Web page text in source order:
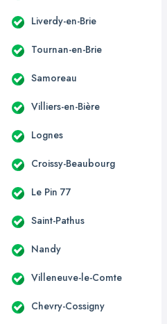
Liverdy-en-Brie
Tournan-en-Brie
Samoreau
Villiers-en-Bière
Lognes
Croissy-Beaubourg
Le Pin 77
Saint-Pathus
Nandy
Villeneuve-le-Comte
Chevry-Cossigny